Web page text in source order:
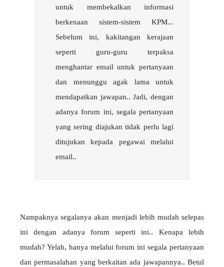
untuk membekalkan informasi
berkenaan sistem-sistem KPM...
Sebelum ini, kakitangan kerajaan
seperti guru-guru terpaksa
menghantar email untuk pertanyaan
dan menunggu agak lama untuk
mendapatkan jawapan.. Jadi, dengan
adanya forum ini, segala pertanyaan
yang sering diajukan tidak perlu lagi
ditujukan kepada pegawai melalui
email..
Nampaknya segalanya akan menjadi lebih mudah selepas
ini dengan adanya forum seperti ini.. Kenapa lebih
mudah? Yelah, hanya melalui forum ini segala pertanyaan
dan permasalahan yang berkaitan ada jawapannya.. Betul